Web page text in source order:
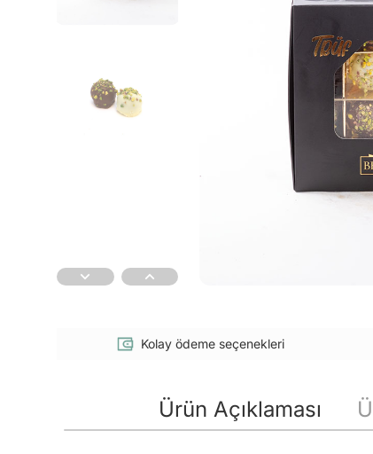
Kolay ödeme seçenekleri
Ürün Açıklaması